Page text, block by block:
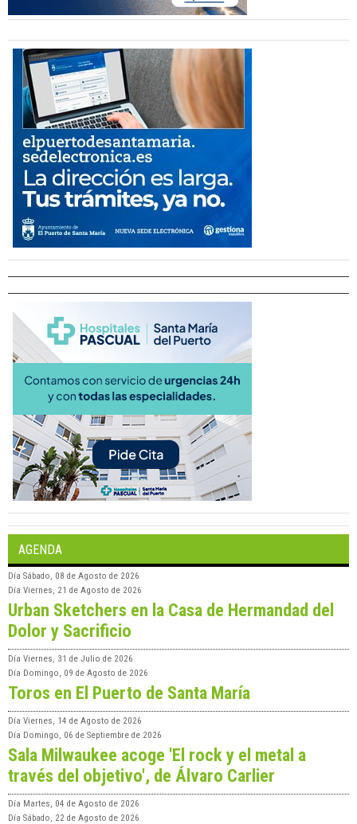
AGENDA
Día Sábado, 08 de Agosto de 2026
Día Viernes, 21 de Agosto de 2026
Urban Sketchers en la Casa de Hermandad del
Dolor y Sacrificio
Día Viernes, 31 de Julio de 2026
Día Domingo, 09 de Agosto de 2026
Toros en El Puerto de Santa María
Día Viernes, 14 de Agosto de 2026
Día Domingo, 06 de Septiembre de 2026
Sala Milwaukee acoge 'El rock y el metal a
través del objetivo', de Álvaro Carlier
Día Martes, 04 de Agosto de 2026
Día Sábado, 22 de Agosto de 2026